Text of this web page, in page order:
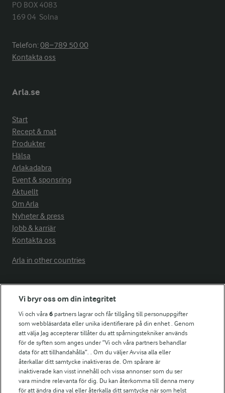
PO BOX 4083
169 04  Solna
Telefon:08−789 50 00
Kontakta oss
Arla.se
Start
Recept & mat
Produkter
Hälsa
Arlakadabra
Event & sponsring
Aktuellt
Om Arla
Nyheter & press
Jobb & karriär
Kontakta oss
Arla in other countries
Fler Arlasajter
För ägare
Arlas kundportal
Arla.com
Falbygdens Ost
Arla webbshop
Bildbank
Vi bryr oss om din integritet
Vi och våra6 partners lagrar och får tillgång till personuppgifter
som webbläsardata eller unika identifierare på din enhet . Genom
att välja Jag accepterar tillåter du att spårningstekniker används
för de syften som anges under ”Vi och våra partners behandlar
data för att tillhandahålla”. . Om du väljer Avvisa alla eller
återkallar ditt samtycke inaktiveras de. Om spårare är
inaktiverade kan visst innehåll och vissa annonser som du ser
vara mindre relevanta för dig. Du kan återkomma till denna meny
för att ändra dina val eller återkalla ditt samtycke när som helst